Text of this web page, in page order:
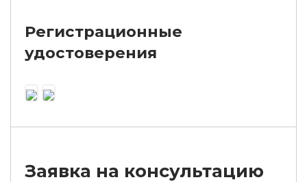
Регистрационные
удостоверения
Заявка на консультацию